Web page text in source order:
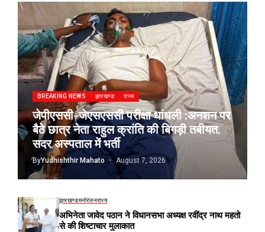
BREAKING NEWS झारखण्ड राज्य
जेपीएससी-जेएसएससी परीक्षा धांधली :अनशन पर
बैठे छात्र नेता राहुल क्रांति की बिगड़ी तबीयत,
सदर अस्पताल में भर्ती
ByYudhishthir Mahato August 7, 2026
झारखण्डमनोरंजनराज्य
अभिनेता जावेद पठान ने विधानसभा अध्यक्ष रवींद्र नाथ महतो
से की शिष्टाचार मुलाकात